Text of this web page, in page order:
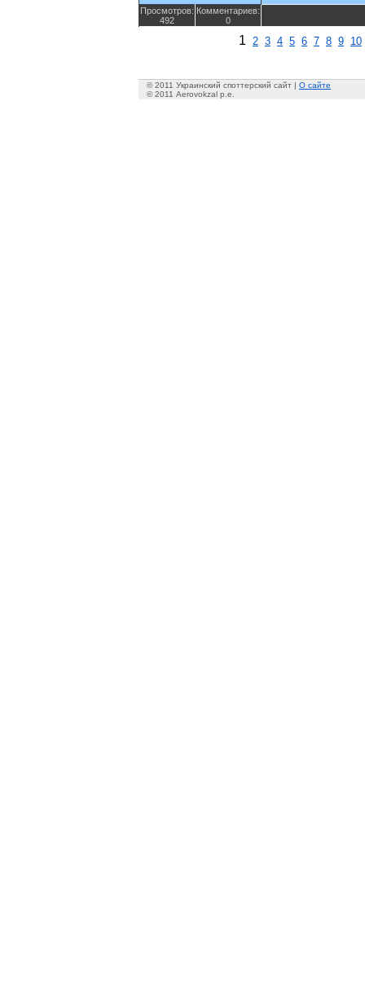
Просмотров:
492
Комментариев:
0
1 2 3 4 5 6 7 8 9 10
© 2011 Украинский споттерский сайт | О сайте
© 2011 Aerovokzal p.e.